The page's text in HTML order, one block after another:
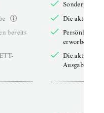
bereits
Die aktuelle
Persönliches
erworbenen
Die aktuelle
Ausgabe